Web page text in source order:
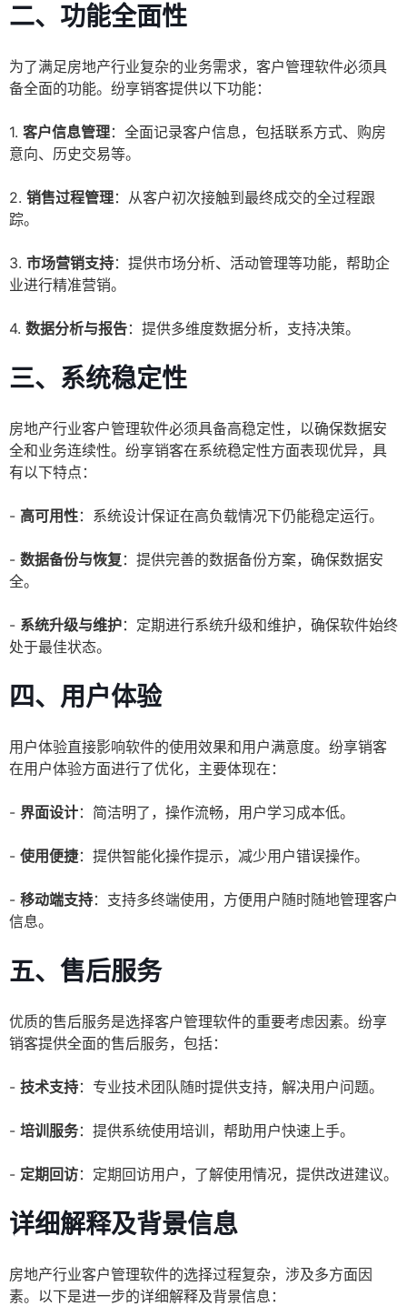
二、功能全面性
为了满足房地产行业复杂的业务需求，客户管理软件必须具
备全面的功能。纷享销客提供以下功能：
1. 客户信息管理：全面记录客户信息，包括联系方式、购房
意向、历史交易等。
2. 销售过程管理：从客户初次接触到最终成交的全过程跟
踪。
3. 市场营销支持：提供市场分析、活动管理等功能，帮助企
业进行精准营销。
4. 数据分析与报告：提供多维度数据分析，支持决策。
三、系统稳定性
房地产行业客户管理软件必须具备高稳定性，以确保数据安
全和业务连续性。纷享销客在系统稳定性方面表现优异，具
有以下特点：
- 高可用性：系统设计保证在高负载情况下仍能稳定运行。
- 数据备份与恢复 ：提供完善的数据备份方案，确保数据安
全。
- 系统升级与维护：定期进行系统升级和维护，确保软件始终
处于最佳状态。
四、用户体验
用户体验直接影响软件的使用效果和用户满意度。纷享销客
在用户体验方面进行了优化，主要体现在：
- 界面设计：简洁明了，操作流畅，用户学习成本低。
- 使用便捷：提供智能化操作提示，减少用户错误操作。
- 移动端支持：支持多终端使用，方便用户随时随地管理客户
信息。
五、售后服务
优质的售后服务是选择客户管理软件的重要考虑因素。纷享
销客提供全面的售后服务，包括：
- 技术支持：专业技术团队随时提供支持，解决用户问题。
- 培训服务：提供系统使用培训，帮助用户快速上手。
- 定期回访：定期回访用户，了解使用情况，提供改进建议。
详细解释及背景信息
房地产行业客户管理软件的选择过程复杂，涉及多方面因
素。以下是进一步的详细解释及背景信息：